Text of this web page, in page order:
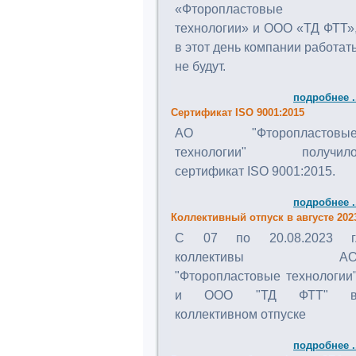
«Фторопластовые
технологии» и ООО «ТД ФТТ»,
в этот день компании
не будут.
подробнее
Сертификат ISO 9001:2015
АО "Фторопластовые
технологии"
сертификат ISO 9001:2015.
подробнее
Коллективный отпуск в августе
C 07 по 20.08.2023 г.
коллективы
"Фторопластовые технологии"
и ООО "ТД ФТТ" в
коллективном отпуске
подробнее